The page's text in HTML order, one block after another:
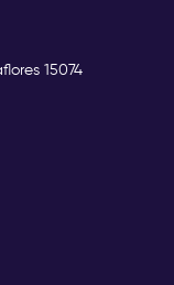
15074